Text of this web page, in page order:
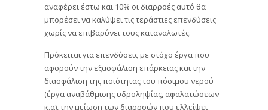
αναφέρει έστω και 10% οι διαρροές αυτό θα
μπορέσει να καλύψει τις τεράστιες επενδύσεις
χωρίς να επιβαρύνει τους καταναλωτές.
Πρόκειται για επενδύσεις με στόχο έργα που
αφορούν την εξασφάλιση επάρκειας και την
διασφάλιση της ποιότητας του πόσιμου νερού
(έργα αναβάθμισης υδροληψίας, αφαλατώσεων
κ.α), την μείωση των διαρροών που ελλείψει